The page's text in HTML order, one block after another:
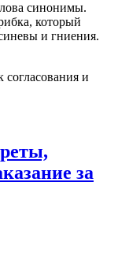
синонимы.
который
и гниения.
за